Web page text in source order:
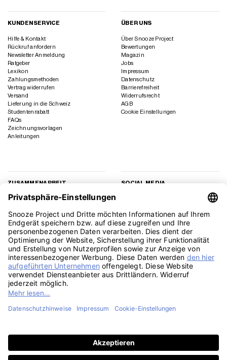
KUNDENSERVICE
Hilfe & Kontakt
Rückruf anfordern
Newsletter Anmeldung
Ratgeber
Lexikon
Zahlungsmethoden
Vertrag widerrufen
Versand
Lieferung in die Schweiz
Studentenrabatt
FAQs
Zeichnungsvorlagen
Anleitungen
ÜBER UNS
Über Snooze Project
Bewertungen
Magazin
Jobs
Impressum
Datenschutz
Barrierefreiheit
Widerrufsrecht
AGB
Cookie Einstellungen
ZUSAMMENARBEIT
Geschäftskunden
Presse
Affiliate Marketing
SOCIAL MEDIA
TikTok
YouTube
Pinterest
LinkedIn
PayPal Visa MasterCardKlarna Sepa
Credit
Card